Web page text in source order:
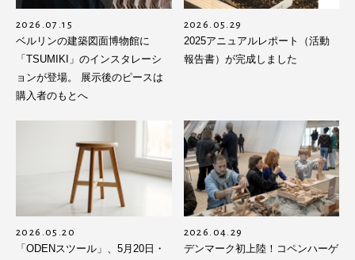
2026.07.15
ベルリンの建築図面博物館に
「TSUMIKI」のインスタレーシ
ョンが登場。 展示後のピースは
購入者のもとへ
2026.05.29
2025アニュアルレポート（活動
報告書）が完成しました
2026.05.20
「ODENスツール」、5月20日・
2026.04.29
デンマーク初上陸！コペンハーゲ